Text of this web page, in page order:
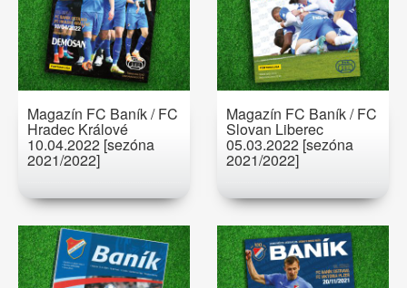
Magazín FC Baník / FC
Hradec Králové
10.04.2022 [sezóna
2021/2022]
Magazín FC Baník / FC
Slovan Liberec
05.03.2022 [sezóna
2021/2022]